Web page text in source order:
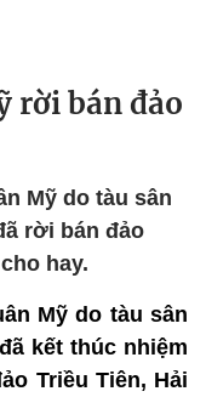
rời bán đảo
Mỹ do tàu sân
rời bán đảo
hay.
Mỹ do tàu sân
kết thúc nhiệm
Triều Tiên, Hải